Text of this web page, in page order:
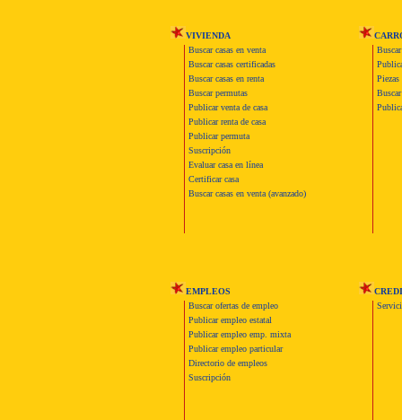
VIVIENDA
Buscar casas en venta
Buscar casas certificadas
Buscar casas en renta
Buscar permutas
Publicar venta de casa
Publicar renta de casa
Publicar permuta
Suscripción
Evaluar casa en línea
Certificar casa
Buscar casas en venta (avanzado)
Piezas
EMPLEOS
Buscar ofertas de empleo
Publicar empleo estatal
Publicar empleo emp. mixta
Publicar empleo particular
Directorio de empleos
Suscripción